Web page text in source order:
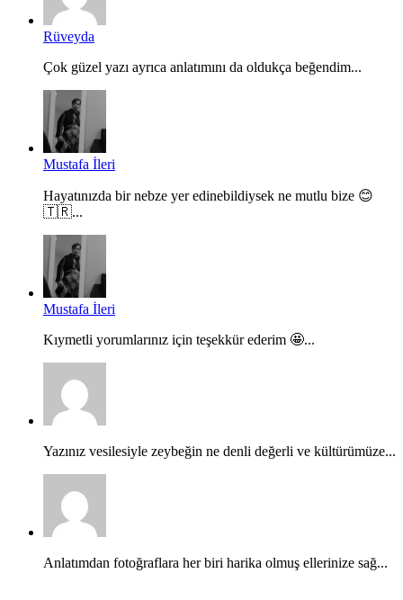
Rüveyda
Çok güzel yazı ayrıca anlatımını da oldukça beğendim...
Mustafa İleri
Hayatınızda bir nebze yer edinebildiysek ne mutlu bize 😊
🇹🇷...
Mustafa İleri
Kıymetli yorumlarınız için teşekkür ederim 🤩...
Yazınız vesilesiyle zeybeğin ne denli değerli ve kültürümüze...
Anlatımdan fotoğraflara her biri harika olmuş ellerinize sağ...